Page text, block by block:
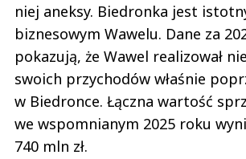
niej aneksy. Biedronka jest
biznesowym Wawelu. Dane za
pokazują, że Wawel realizował
swoich przychodów właśnie
w Biedronce. Łączna wartość
we wspomnianym 2025 roku
740 mln zł.